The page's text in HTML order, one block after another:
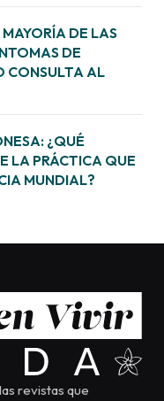
DE LAS
DE
CONSULTA AL
¿QUÉ
LA PRÁCTICA QUE
MUNDIAL?
revistas que